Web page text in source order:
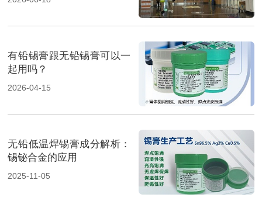
有铅锡膏跟无铅锡膏可以一
起用吗？
2026-04-15
无铅低温焊锡膏成分解析：
锡铋合金的应用
2025-11-05